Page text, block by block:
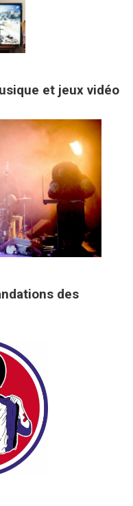
et jeux vidéo
des